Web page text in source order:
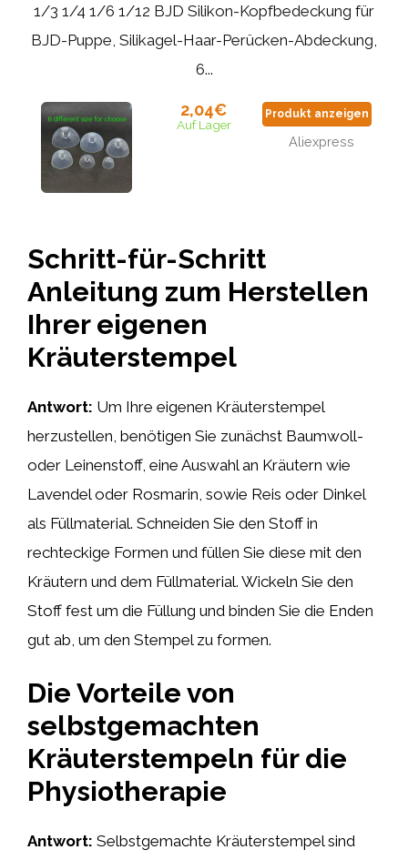
1/3 1/4 1/6 1/12 BJD Silikon-Kopfbedeckung für
BJD-Puppe, Silikagel-Haar-Perücken-Abdeckung,
6...
2,04€
Auf Lager
Produkt anzeigen
Aliexpress
Schritt-für-Schritt
Anleitung zum Herstellen
Ihrer eigenen
Kräuterstempel
Antwort: Um Ihre eigenen Kräuterstempel
herzustellen, benötigen Sie zunächst Baumwoll-
oder Leinenstoff, eine Auswahl an Kräutern wie
Lavendel oder Rosmarin, sowie Reis oder Dinkel
als Füllmaterial. Schneiden Sie den Stoff in
rechteckige Formen und füllen Sie diese mit den
Kräutern und dem Füllmaterial. Wickeln Sie den
Stoff fest um die Füllung und binden Sie die Enden
gut ab, um den Stempel zu formen.
Die Vorteile von
selbstgemachten
Kräuterstempeln für die
Physiotherapie
Antwort: Selbstgemachte Kräuterstempel sind